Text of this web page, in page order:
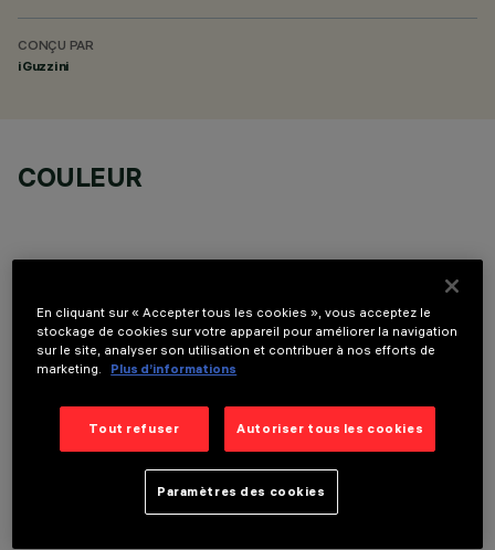
CONÇU PAR
iGuzzini
COULEUR
DONNÉES TECHNIQUES
DERNIÈRE MISE À JOUR: 07/08/2026
DESCRIPTION
Appareil encastrable circulaire wall-washer, prévu pour
l’utilisation de LED à technologie C.o.B. Version lampe à poser
avec plaque. Réflecteur métallisé sous vide à l’aluminium, avec
En cliquant sur « Accepter tous les cookies », vous acceptez le
stockage de cookies sur votre appareil pour améliorer la navigation
sur le site, analyser son utilisation et contribuer à nos efforts de
marketing.
Plus d’informations
Tout refuser Autoriser tous les cookies
Paramètres des cookies